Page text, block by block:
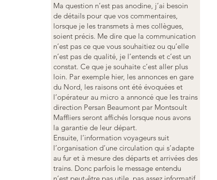
Ma question n’est pas anodine, j’ai besoin
de détails pour que vos commentaires,
lorsque je les transmets à mes collègues,
soient précis. Me dire que la communication
n’est pas ce que vous souhaitiez ou qu’elle
n’est pas de qualité, je l’entends et c’est un
constat. Ce que je souhaite c’est aller plus
loin. Par exemple hier, les annonces en gare
du Nord, les raisons ont été évoquées et
l’opérateur au micro a annoncé que les trains
direction Persan Beaumont par Montsoult
Maffliers seront affichés lorsque nous avons
la garantie de leur départ.
Ensuite, l’information voyageurs suit
l’organisation d’une circulation qui s’adapte
au fur et à mesure des départs et arrivées des
trains. Donc parfois le message entendu
n’est peut-être pas utile, pas assez informatif